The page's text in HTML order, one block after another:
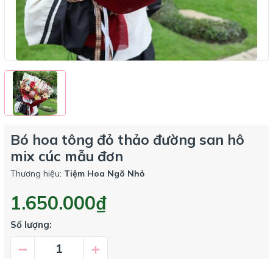
Bó hoa tông đỏ thảo đường san hô
mix cúc mẫu đơn
Thương hiệu: Tiệm Hoa Ngõ Nhỏ
1.650.000₫
Số lượng:
– +